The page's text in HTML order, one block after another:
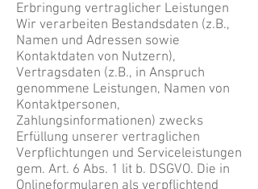
Erbringung vertraglicher Leistungen
Wir verarbeiten Bestandsdaten (z.B.,
Namen und Adressen sowie
Kontaktdaten von Nutzern),
Vertragsdaten (z.B., in Anspruch
genommene Leistungen, Namen von
Kontaktpersonen,
Zahlungsinformationen) zwecks
Erfüllung unserer vertraglichen
Verpflichtungen und Serviceleistungen
gem. Art. 6 Abs. 1 lit b. DSGVO. Die in
Onlineformularen als verpflichtend